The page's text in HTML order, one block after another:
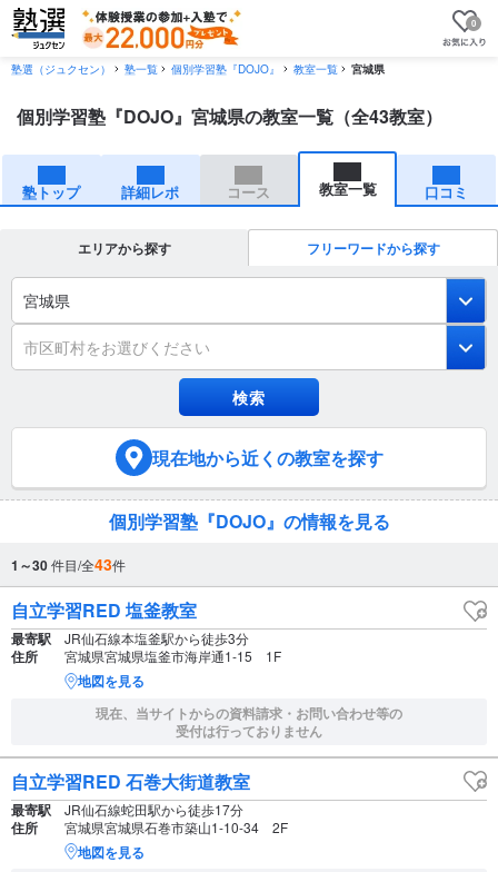
0
塾選（ジュクセン） 塾一覧 個別学習塾『DOJO』 教室一覧 宮城県
個別学習塾『DOJO』宮城県の教室一覧（全43教室）
塾トップ 詳細レポ コース 教室一覧 口コミ
エリアから探す フリーワードから探す
宮城県
市区町村をお選びください
現在地から近くの教室を探す
個別学習塾『DOJO』の情報を見る
1～30件目/全43件
自立学習RED 塩釜教室
最寄駅 JR仙石線本塩釜駅から徒歩3分
住所 宮城県宮城県塩釜市海岸通1-15 1F
地図を見る
現在、当サイトからの資料請求・お問い合わせ等の
受付は行っておりません
自立学習RED 石巻大街道教室
最寄駅 JR仙石線蛇田駅から徒歩17分
住所 宮城県宮城県石巻市築山1-10-34 2F
地図を見る